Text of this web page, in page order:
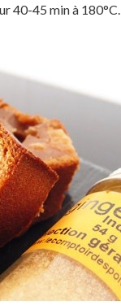
40-45 min à 180°C.